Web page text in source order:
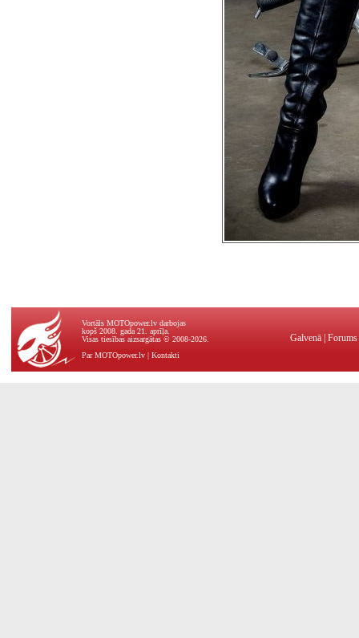
Vortāls MOTOpower.lv darbojas
kopš 2008. gada 21. aprīļa.
Visas tiesības aizsargātas © 2008-2026.
Par MOTOpower.lv | Kontakti
Galvenā Forums